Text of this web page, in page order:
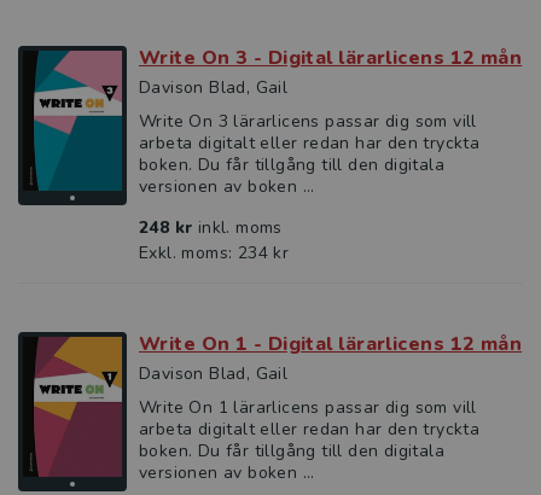
Write On 3 - Digital lärarlicens 12 mån
Davison Blad, Gail
Write On 3 lärarlicens passar dig som vill
arbeta digitalt eller redan har den tryckta
boken. Du får tillgång till den digitala
versionen av boken ...
248 kr inkl. moms
Exkl. moms: 234 kr
Write On 1 - Digital lärarlicens 12 mån
Davison Blad, Gail
Write On 1 lärarlicens passar dig som vill
arbeta digitalt eller redan har den tryckta
boken. Du får tillgång till den digitala
versionen av boken ...